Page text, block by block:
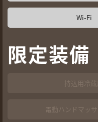
Wi-Fi
限定装備
持込用冷蔵
電動ハンドマッ